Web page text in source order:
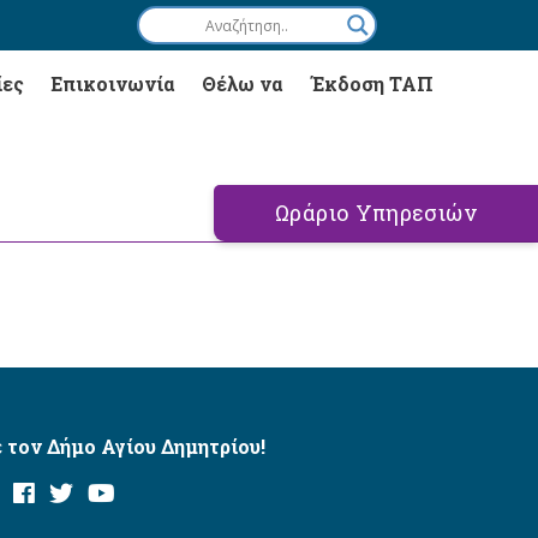
Επικοινωνία Θέλω να Έκδοση ΤΑΠ
Ωράριο Υπηρεσιών
τον Δήμο Αγίου Δημητρίου!